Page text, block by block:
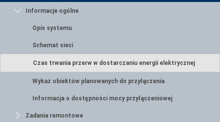
Informacje ogólne
Opis systemu
Schemat sieci
Czas trwania przerw w dostarczaniu energii elektrycznej
Wykaz obiektów planowanych do przyłączenia
Informacja o dostępności mocy przyłączeniowej
Zadania remontowe